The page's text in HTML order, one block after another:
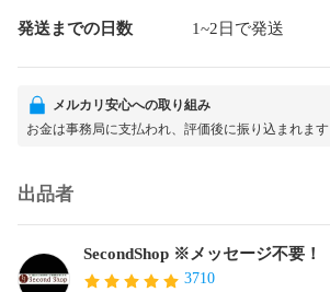
発送までの日数 1~2日で発送
メルカリ安心への取り組み
お金は事務局に支払われ、評価後に振り込まれます
出品者
SecondShop ※メッセージ不要！
3710